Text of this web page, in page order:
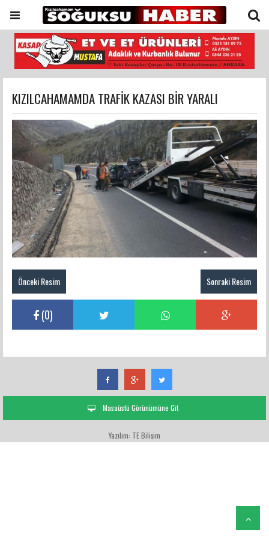
KIZILCAHAMAMDA TRAFİK KAZASI BİR YARALI
Önceki Resim Sonraki Resim
(0)
Masaüstü Görünümüne Git
Yazılım: TE Bilişim